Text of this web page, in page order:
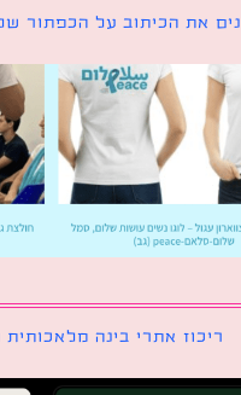
על הכפתור של
אתרי בינה מלאכותית